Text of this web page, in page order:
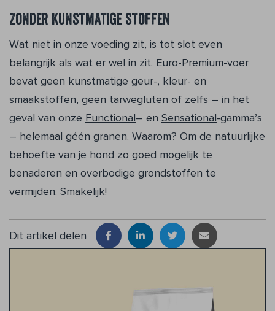
Zonder kunstmatige stoffen
Wat niet in onze voeding zit, is tot slot even
belangrijk als wat er wel in zit. Euro-Premium-voer
bevat geen kunstmatige geur-, kleur- en
smaakstoffen, geen tarwegluten of zelfs – in het
geval van onze Functional– en Sensational-gamma’s
– helemaal géén granen. Waarom? Om de natuurlijke
behoefte van je hond zo goed mogelijk te
benaderen en overbodige grondstoffen te
vermijden. Smakelijk!
Dit artikel delen